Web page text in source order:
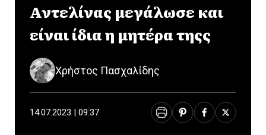
Αντελίνας μεγάλωσε και
είναι ίδια η μητέρα τηςς
Χρήστος Πασχαλίδης
14.07.2023 | 09:37